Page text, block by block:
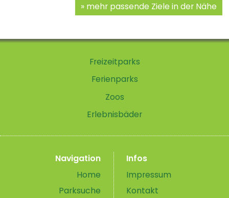
mehr passende Ziele in der Nähe
Freizeitparks
Ferienparks
Zoos
Erlebnisbäder
Navigation
Home
Parksuche
Infos
Impressum
Kontakt